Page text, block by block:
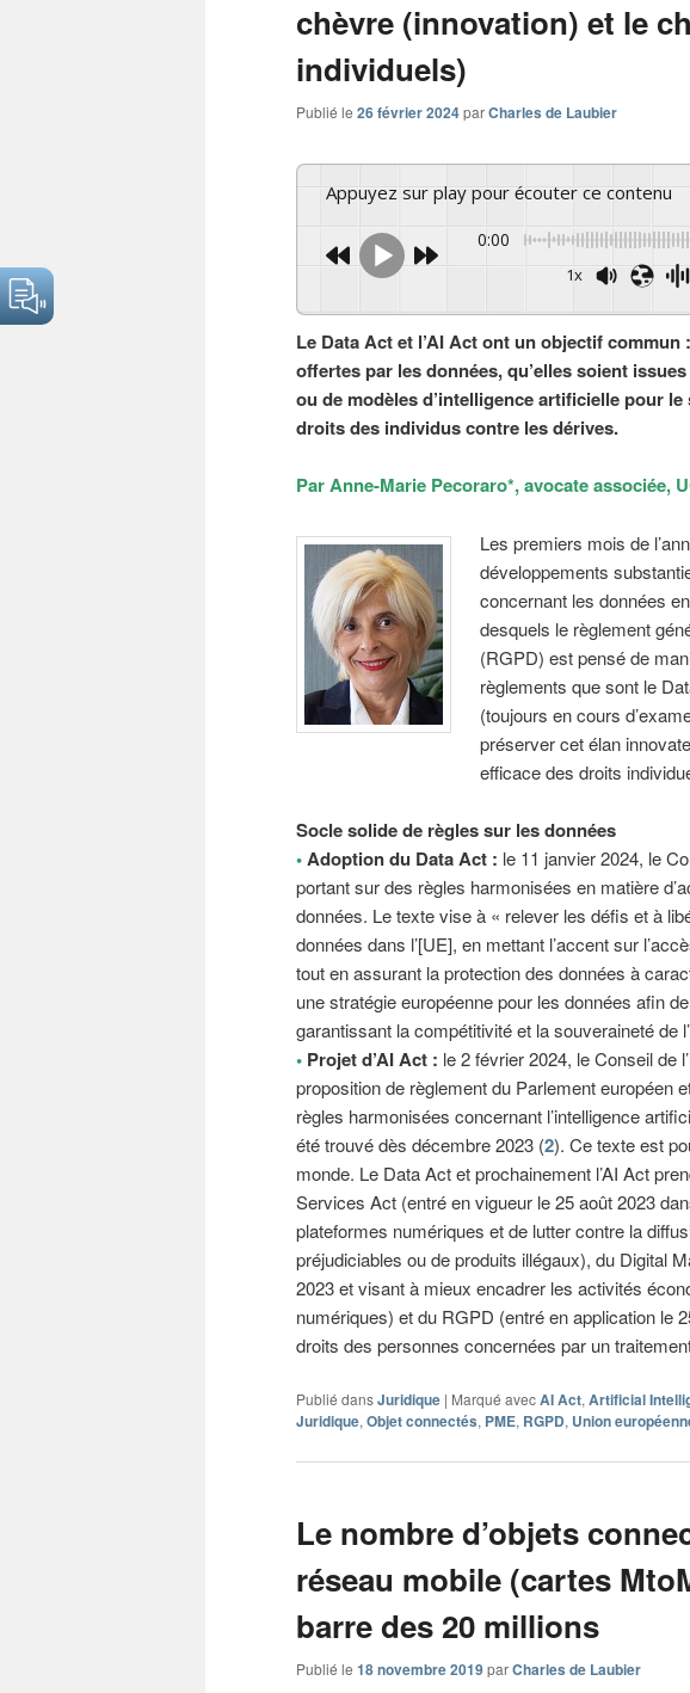
chèvre (innovation) et le
individuels)
Publié le 26 février 2024parCharles de Laubier
Appuyez sur play pour écouter ce contenu
0:00
1x
Le Data Act et l’AI Act ont un objectif
offertes par les données, qu’elles soient
ou de modèles d’intelligence artificielle pour
droits des individus contre les dérives.
Par Anne-Marie Pecoraro*, avocate associée,
Les premiers mois de
développements
concernant les données
desquels le règlement
(RGPD) est pensé de
règlements que sont le
(toujours en cours
préserver cet élan
efficace des droits
Socle solide de règles sur les données
•Adoption du Data Act : le 11 janvier 2024, le
portant sur des règles harmonisées en matière
données. Le texte vise à « relever les défis et à
données dans l’[UE], en mettant l’accent sur
tout en assurant la protection des données à
une stratégie européenne pour les données afin
garantissant la compétitivité et la souveraineté de
• Projet d’AI Act : le 2 février 2024, le Conseil de
proposition de règlement du Parlement européen
règles harmonisées concernant l’intelligence
été trouvé dès décembre 2023 (2). Ce texte est
monde. Le Data Act et prochainement l’AI Act
Services Act (entré en vigueur le 25 août 2023
plateformes numériques et de lutter contre la
préjudiciables ou de produits illégaux), du Digital
2023 et visant à mieux encadrer les activités
numériques) et du RGPD (entré en application le
droits des personnes concernées par un
Publié dansJuridique | Marqué avecAI Act,Artificial
Juridique,Objet connectés, PME, RGPD, Union
Le nombre d’objets
réseau mobile (cartes
barre des 20 millions
Publié le 18 novembre 2019parCharles de Laubier